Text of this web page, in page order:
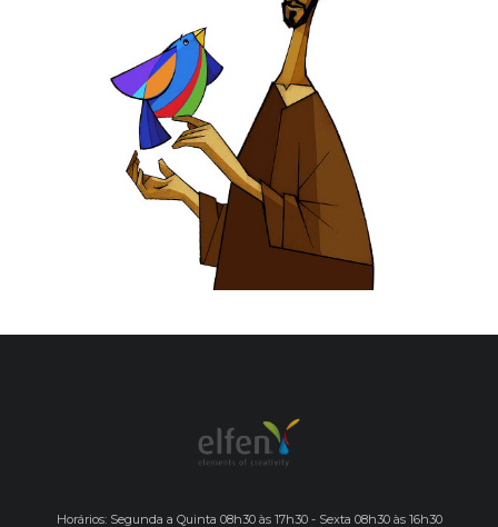
Horários: Segunda a Quinta 08h30 às 17h30 - Sexta 08h30 às 16h30